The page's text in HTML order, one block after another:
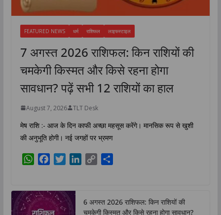
FEATURED NEWS धर्म राशिफल लाइफस्टाइल
7 अगस्त 2026 राशिफल: किन राशियों की
चमकेगी किस्मत और किसे रहना होगा
सावधान? पढ़ें सभी 12 राशियों का हाल
August 7, 2026 TLT Desk
मेष राशि :- आज के दिन काफी अच्छा महसूस करेंगे। मानसिक रूप से खुशी
की अनुभूति होगी। नई जगहों पर भ्रमण
W
t
s
e
b
t
t
e
L
e
6 अगस्त 2026 राशिफल: किन राशियों की
चमकेगी किस्मत और किसे रहना होगा सावधान?